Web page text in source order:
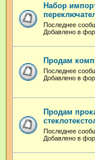
Набор
Последнее
Добавлено в
Продам
Последнее
Добавлено в
Продам
Последнее
Добавлено в